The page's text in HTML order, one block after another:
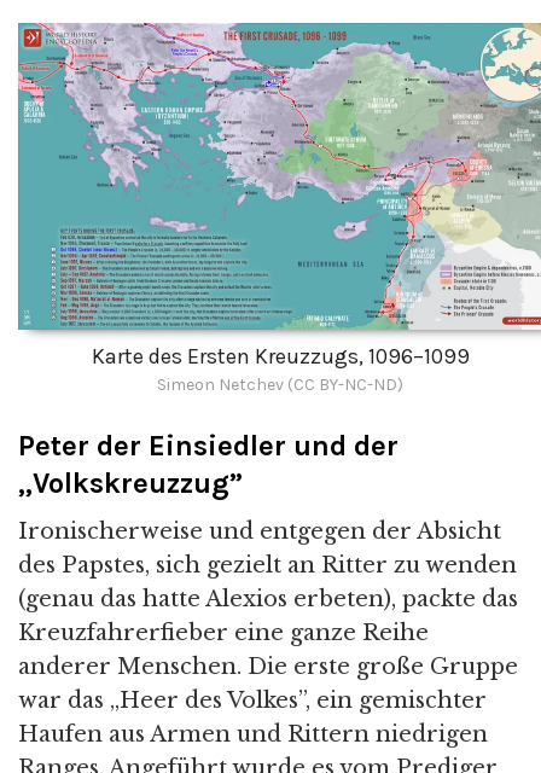
Karte des Ersten Kreuzzugs, 1096–1099
Simeon Netchev (CC BY-NC-ND)
Peter der Einsiedler und der
„Volkskreuzzug”
Ironischerweise und entgegen der Absicht
des Papstes, sich gezielt an Ritter zu wenden
(genau das hatte Alexios erbeten), packte das
Kreuzfahrerfieber eine ganze Reihe
anderer Menschen. Die erste große Gruppe
war das „Heer des Volkes”, ein gemischter
Haufen aus Armen und Rittern niedrigen
Ranges. Angeführt wurde es vom Prediger